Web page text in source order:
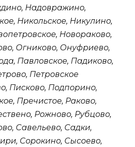
Надовражино,
Никольское, Никулино,
Новораково,
Огниково, Онуфриево,
Павловское, Падиково,
Петровское
Писково, Подпорино,
Пречистое, Раково,
Рожново, Рубцово,
Савельево, Садки,
Сорокино, Сысоево,